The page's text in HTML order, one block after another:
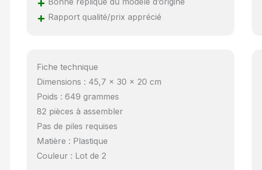
+ Rapport qualité/prix apprécié
Fiche technique
Dimensions : 45,7 x 30 x 20 cm
Poids : 649 grammes
82 pièces à assembler
Pas de piles requises
Matière : Plastique
Couleur : Lot de 2